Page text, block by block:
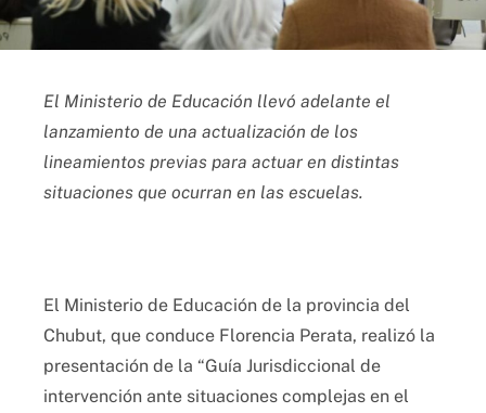
El Ministerio de Educación llevó adelante el
lanzamiento de una actualización de los
lineamientos previas para actuar en distintas
situaciones que ocurran en las escuelas.
El Ministerio de Educación de la provincia del
Chubut, que conduce Florencia Perata, realizó la
presentación de la “Guía Jurisdiccional de
intervención ante situaciones complejas en el